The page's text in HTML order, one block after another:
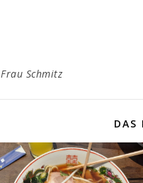
Frau Schmitz
DAS